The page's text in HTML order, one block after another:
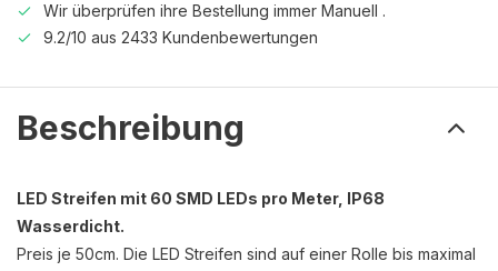
Wir überprüfen ihre Bestellung immer Manuell .
9.2/10 aus 2433 Kundenbewertungen
Beschreibung
LED Streifen mit 60 SMD LEDs pro Meter, IP68
Wasserdicht.
Preis je 50cm. Die LED Streifen sind auf einer Rolle bis maximal